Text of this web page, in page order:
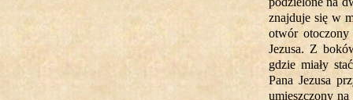
znajduje się w
otwór otoczony
Jezusa. Z
gdzie miały
Pana Jezusa
umieszczony